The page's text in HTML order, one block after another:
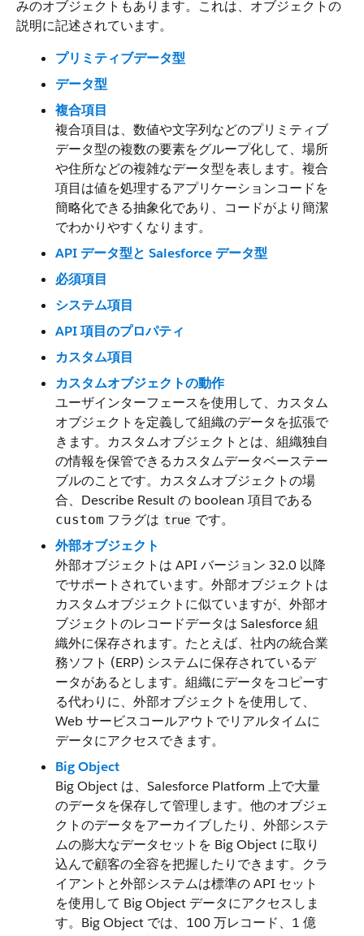
みのオブジェクトもあります。これは、オブジェクトの
説明に記述されています。
プリミティブデータ型
データ型
複合項目
複合項目は、数値や文字列などのプリミティブ
データ型の複数の要素をグループ化して、場所
や住所などの複雑なデータ型を表します。複合
項目は値を処理するアプリケーションコードを
簡略化できる抽象化であり、コードがより簡潔
でわかりやすくなります。
API データ型と Salesforce データ型
必須項目
システム項目
API 項目のプロパティ
カスタム項目
カスタムオブジェクトの動作
ユーザインターフェースを使用して、カスタム
オブジェクトを定義して組織のデータを拡張で
きます。カスタムオブジェクトとは、組織独自
の情報を保管できるカスタムデータベーステー
ブルのことです。カスタムオブジェクトの場
合、Describe Result の boolean 項目である
custom フラグは true です。
外部オブジェクト
外部オブジェクトは API バージョン 32.0 以降
でサポートされています。外部オブジェクトは
カスタムオブジェクトに似ていますが、外部オ
ブジェクトのレコードデータは Salesforce 組
織外に保存されます。たとえば、社内の統合業
務ソフト (ERP) システムに保存されているデ
ータがあるとします。組織にデータをコピーす
る代わりに、外部オブジェクトを使用して、
Web サービスコールアウトでリアルタイムに
データにアクセスできます。
Big Object
Big Object は、Salesforce Platform 上で大量
のデータを保存して管理します。他のオブジェ
クトのデータをアーカイブしたり、外部システ
ムの膨大なデータセットを Big Object に取り
込んで顧客の全容を把握したりできます。クラ
イアントと外部システムは標準の API セット
を使用して Big Object データにアクセスしま
す。Big Object では、100 万レコード、1 億